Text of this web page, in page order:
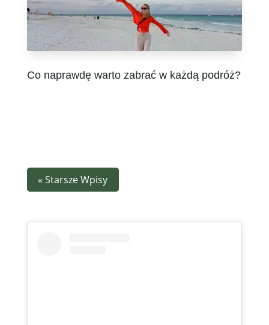
Co naprawdę warto zabrać w każdą podróż?
« Starsze Wpisy